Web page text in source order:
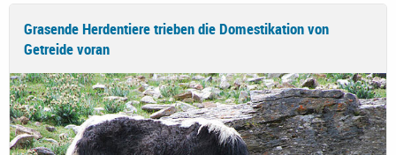
Grasende Herdentiere trieben die Domestikation von
Getreide voran